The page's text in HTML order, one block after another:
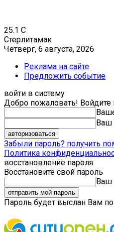
25.1 C
Стерлитамак
Четверг, 6 августа, 2026
Реклама на сайте
Предложить событие
войти в систему
Добро пожаловать! Войдите
Ваш
Забыли пароль? получить
Политика
восстановление пароля
Восстановите свой пароль
Ваш
Пароль будет выслан Вам по